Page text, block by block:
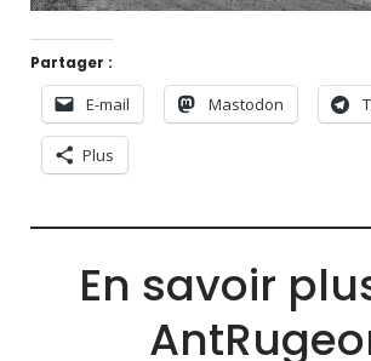
Partager :
E-mail Mastodon
Plus
En savoir